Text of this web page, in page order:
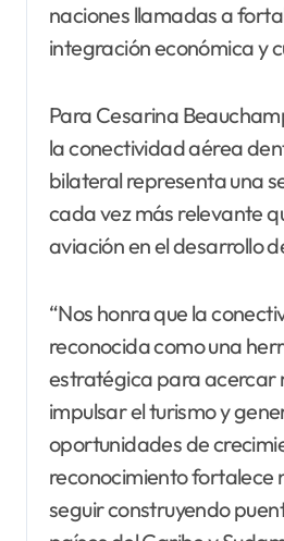
naciones llamadas a
integración económica y
Para Cesarina
la conectividad aérea
bilateral representa una
cada vez más relevante
aviación en el desarrollo
“Nos honra que la
reconocida como una
estratégica para acercar
impulsar el turismo y
oportunidades de
reconocimiento fortalece
seguir construyendo